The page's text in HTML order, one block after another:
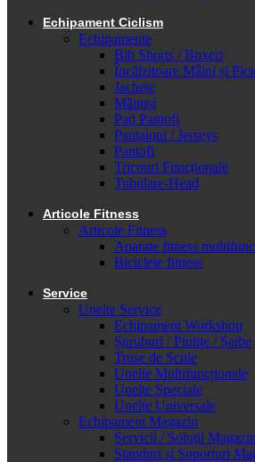
Echipament Ciclism
Echipamente
Bib Shorts / Boxeri
Încălzitoare Mâini și
Jachete
Mănuși
Pad Pantofi
Pantaloni / Jerseys
Pantofi
Tricouri Funcționale
Tubulare-Head
Articole Fitness
Articole Fitness
Aparate fitness
Biciclete fitness
Service
Unelte Service
Echipament Workshop
Șuruburi / Piulițe / Șaibe
Truse de Scule
Unelte Multifuncționale
Unelte Speciale
Unelte Universale
Echipament Magazin
Servicii / Soluții Magazin
Standuri și Suporturi